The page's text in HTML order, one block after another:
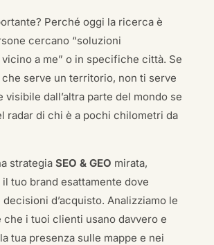
Perché oggi la ricerca è
cercano “soluzioni
a me” o in specifiche città. Se
che serve un territorio, non ti serve
visibile dall’altra parte del mondo se
radar di chi è a pochi chilometri da
strategia SEO & GEO mirata,
tuo brand esattamente dove
d’acquisto. Analizziamo le
che i tuoi clienti usano davvero e
tua presenza sulle mappe e nei